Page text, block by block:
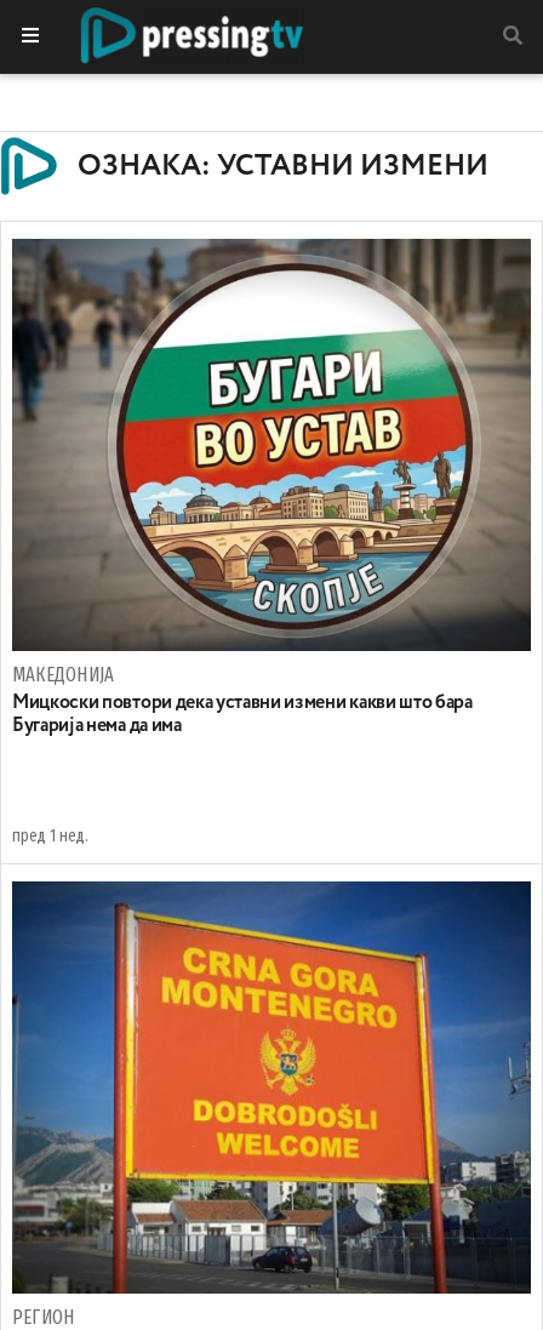
ОЗНАКА: УСТАВНИ ИЗМЕНИ
МАКЕДОНИЈА
Mицкоски повтори дека уставни измени какви што бара
Бугарија нема да има
пред 1 нед.
РЕГИОН